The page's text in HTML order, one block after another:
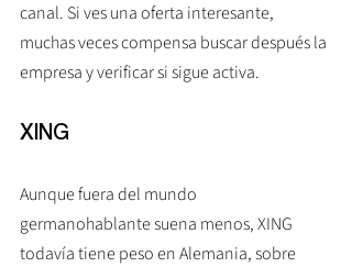
canal. Si ves una oferta interesante,
muchas veces compensa buscar después la
empresa y verificar si sigue activa.
XING
Aunque fuera del mundo
germanohablante suena menos, XING
todavía tiene peso en Alemania, sobre